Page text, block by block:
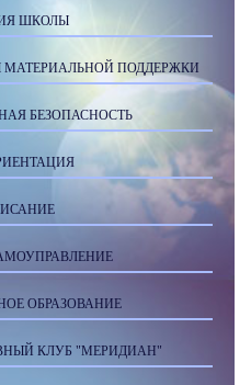
ШКОЛЫ
ПОДДЕРЖКИ
БЕЗОПАСНОСТЬ
ОБРАЗОВАНИЕ
КЛУБ "МЕРИДИАН"